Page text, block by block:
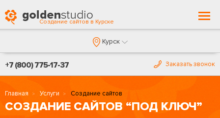
Создание сайтов в Курске
Курск
+7 (800) 775-17-37 Заказать звонок
Главная Услуги Создание сайтов
СОЗДАНИЕ САЙТОВ “ПОД КЛЮЧ”